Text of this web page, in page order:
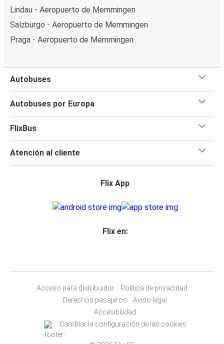
Lindau - Aeropuerto de Memmingen
Salzburgo - Aeropuerto de Memmingen
Praga - Aeropuerto de Memmingen
Autobuses
Autobuses por Europa
FlixBus
Atención al cliente
Flix App
Flix en:
Acceso para distribuidor
Política de privacidad
Derechos pasajeros
Aviso legal
Accesibilidad
Cambiar la configuración de las cookies